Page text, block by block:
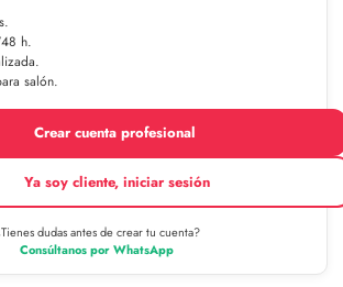
h.
salón.
Crear cuenta profesional
Ya soy cliente, iniciar sesión
dudas antes de crear tu cuenta?
Consúltanos por WhatsApp